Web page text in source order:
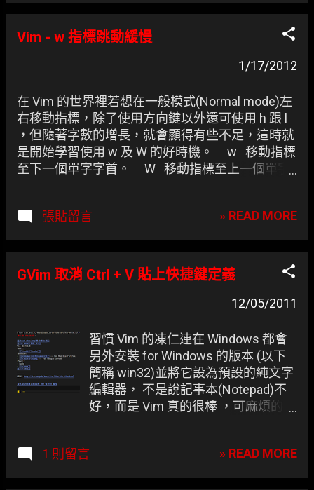
Unity 這類的 X-window，既然連 X-window 都沒有
裝了，更何況是 Firefox 呢，多個壓箱寶才可以備
不時之需！ 嘗試過各種純文字瀏覽器以後，凍仁選
上了 Vim-like 的 w3m 來專精，雖說都是 Vim-like
些許出入，好在 w3m 有 keymap，補個小小設定
檔就可以立大功了！
Vim - w 指標跳動緩慢
1/17/2012
在 Vim 的世界裡若想在一般模式(Normal mode)左
右移動指標，除了使用方向鍵以外還可使用 h 跟 l
，但隨著字數的增長，就會顯得有些不足，這時就
是開始學習使用 w 及 W 的好時機。 w 移動指標
至下一個單字字首。 W 移動指標至上一個單字
張貼留言 » READ MORE
GVim 取消 Ctrl + V 貼上快捷鍵定義
12/05/2011
習慣 Vim 的凍仁連在 Windows 都會
另外安裝 for Windows 的版本 (以下
簡稱 win32)並將它設為預設的純文字
編輯器， 不是說記事本(Notepad)不
好，而是 Vim 真的很棒 ，可麻煩的是
取預設是使用 Ctrl + Q 。
1 則留言 » READ MORE